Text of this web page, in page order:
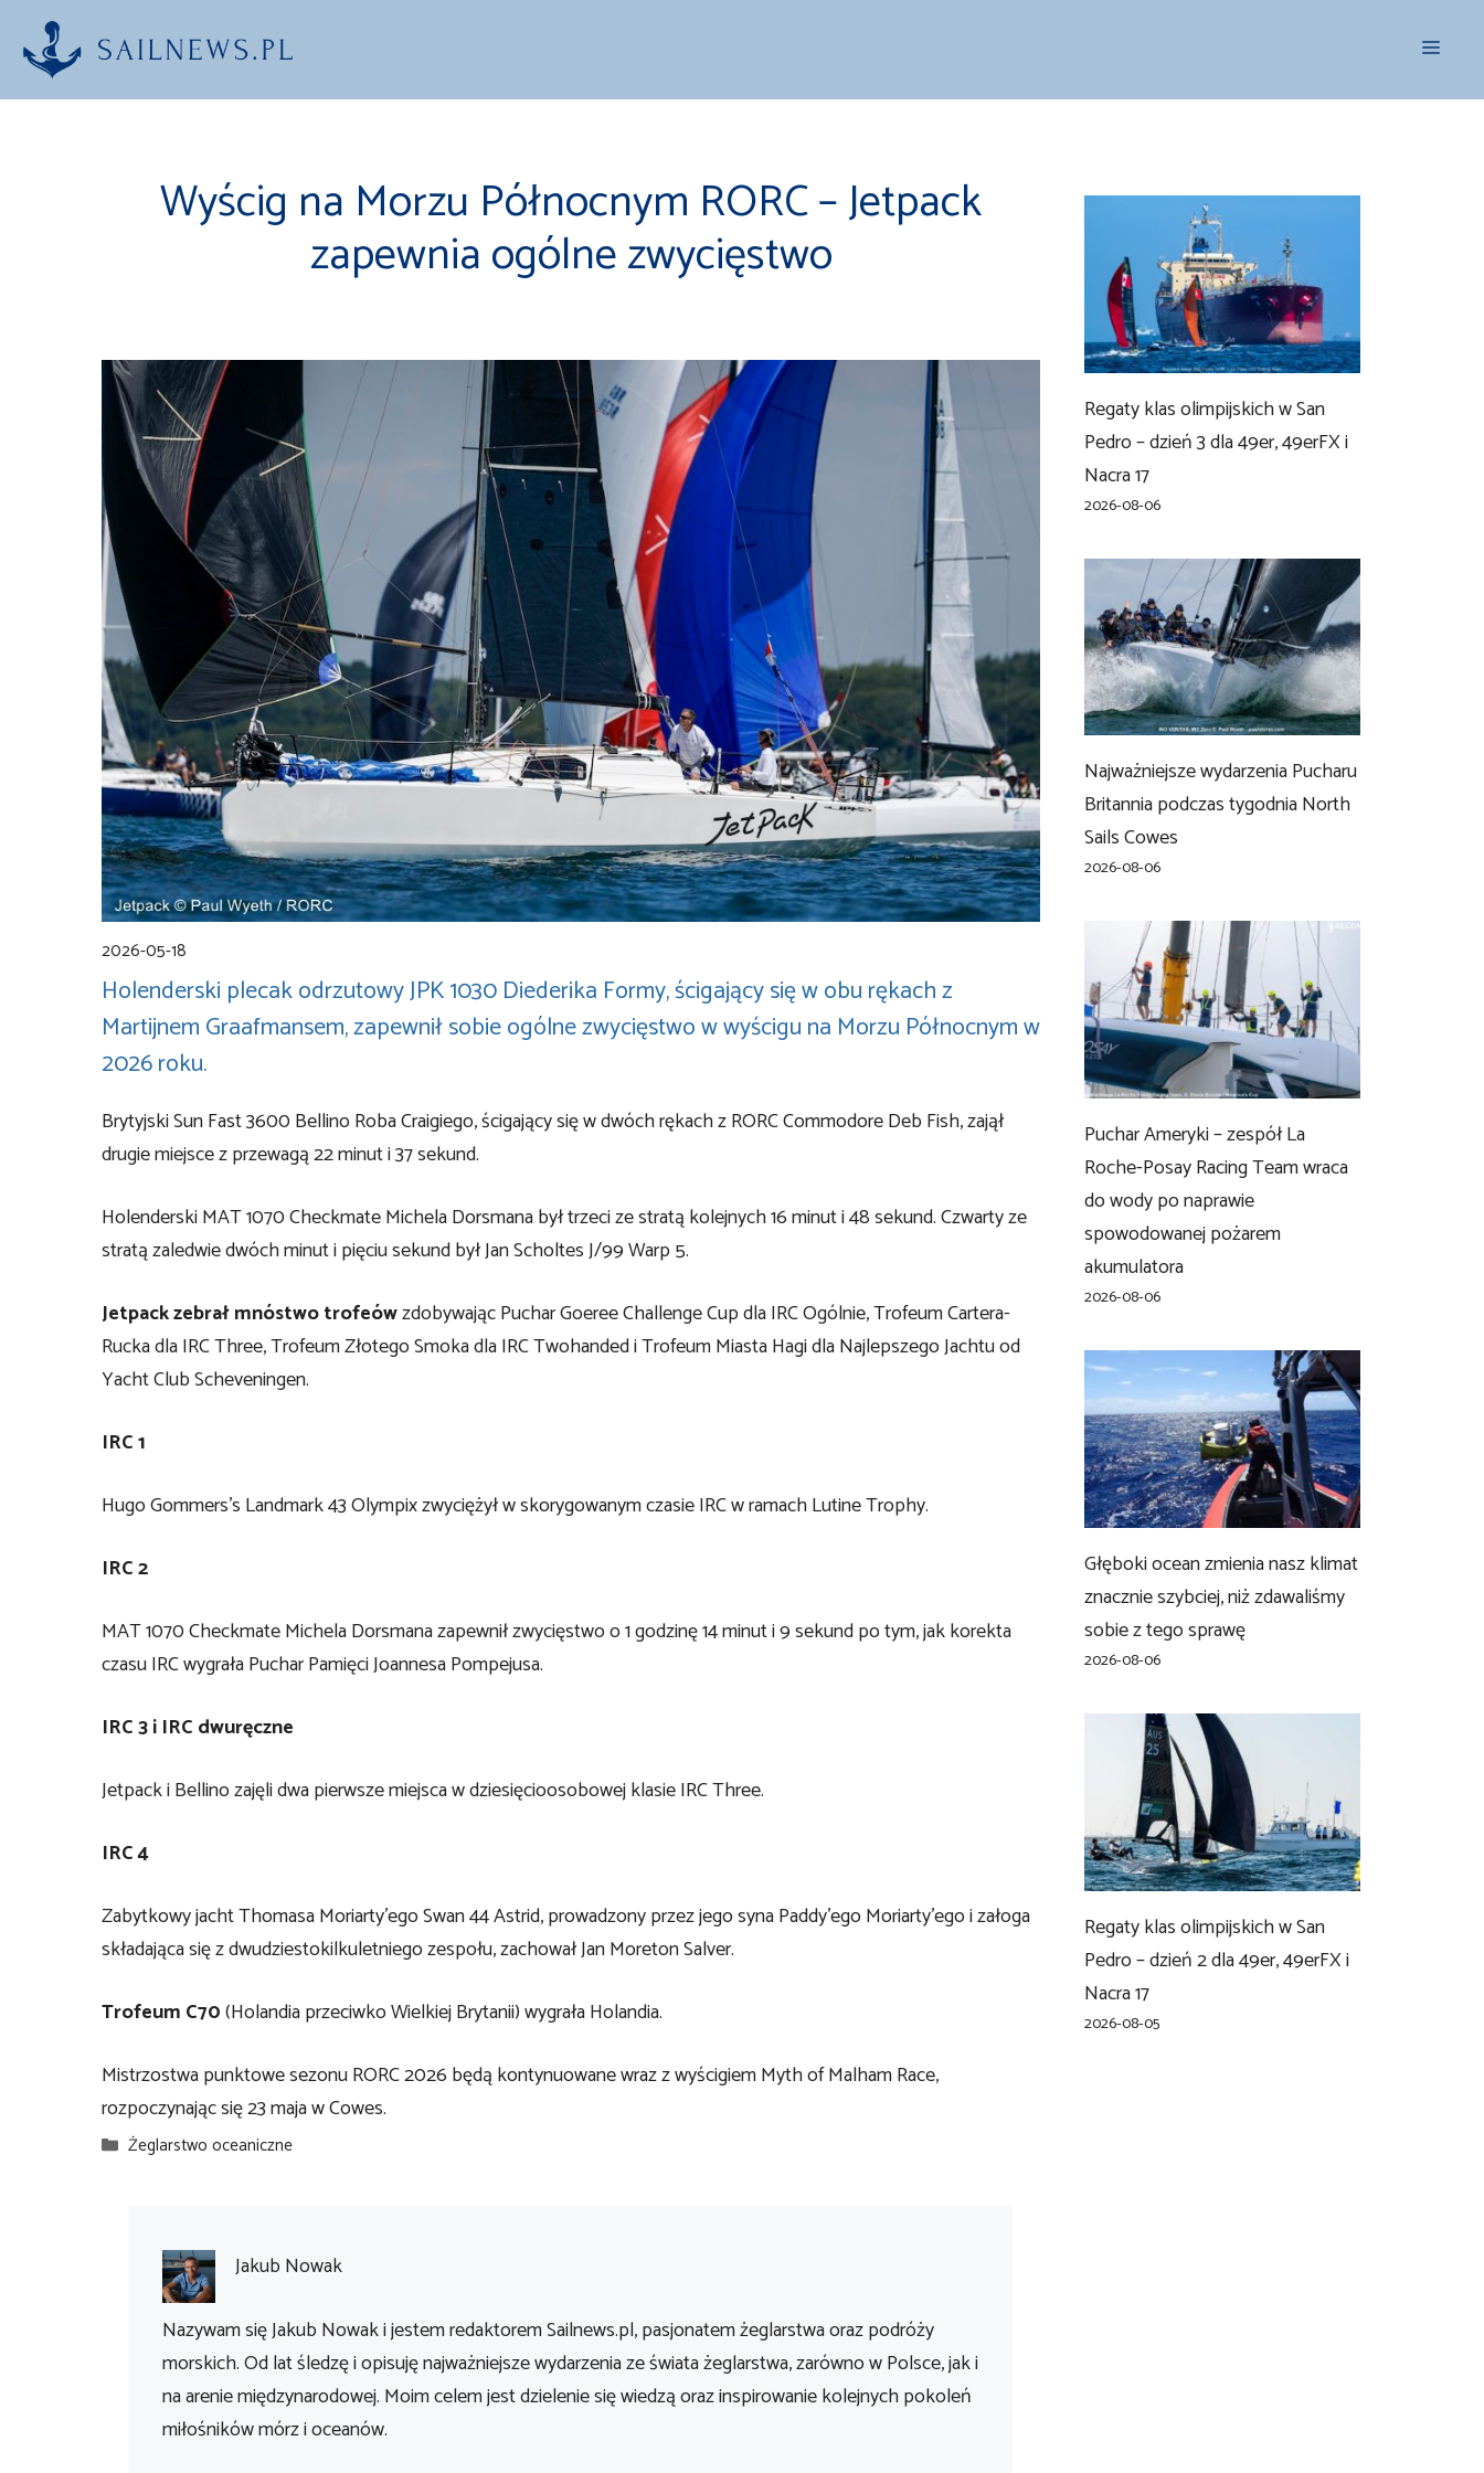
Przejdź
Menu
Wyścig na Morzu Północnym RORC – Jetpack
zapewnia ogólne zwycięstwo
2026-05-18
Holenderski plecak odrzutowy JPK 1030 Diederika Formy, ścigający się w obu rękach z
Martijnem Graafmansem, zapewnił sobie ogólne zwycięstwo w wyścigu na Morzu Północnym w
2026 roku.
Brytyjski Sun Fast 3600 Bellino Roba Craigiego, ścigający się w dwóch rękach z RORC Commodore Deb Fish, zajął
drugie miejsce z przewagą 22 minut i 37 sekund.
Holenderski MAT 1070 Checkmate Michela Dorsmana był trzeci ze stratą kolejnych 16 minut i 48 sekund. Czwarty ze
stratą zaledwie dwóch minut i pięciu sekund był Jan Scholtes J/99 Warp 5.
Jetpack zebrał mnóstwo trofeówzdobywając Puchar Goeree Challenge Cup dla IRC Ogólnie, Trofeum Cartera-
Rucka dla IRC Three, Trofeum Złotego Smoka dla IRC Twohanded i Trofeum Miasta Hagi dla Najlepszego Jachtu od
Yacht Club Scheveningen.
IRC 1
Hugo Gommers’s Landmark 43 Olympix zwyciężył w skorygowanym czasie IRC w ramach Lutine Trophy.
IRC 2
MAT 1070 Checkmate Michela Dorsmana zapewnił zwycięstwo o 1 godzinę 14 minut i 9 sekund po tym, jak korekta
czasu IRC wygrała Puchar Pamięci Joannesa Pompejusa.
IRC 3 i IRC dwuręczne
Jetpack i Bellino zajęli dwa pierwsze miejsca w dziesięcioosobowej klasie IRC Three.
IRC 4
Zabytkowy jacht Thomasa Moriarty’ego Swan 44 Astrid, prowadzony przez jego syna Paddy’ego Moriarty’ego i załoga
składająca się z dwudziestokilkuletniego zespołu, zachował Jan Moreton Salver.
Trofeum C70(Holandia przeciwko Wielkiej Brytanii) wygrała Holandia.
Mistrzostwa punktowe sezonu RORC 2026 będą kontynuowane wraz z wyścigiem Myth of Malham Race,
rozpoczynając się 23 maja w Cowes.
Kategorie
Żeglarstwo oceaniczne
Jakub Nowak
Nazywam się Jakub Nowak i jestem redaktorem Sailnews.pl, pasjonatem żeglarstwa oraz podróży
morskich. Od lat śledzę i opisuję najważniejsze wydarzenia ze świata żeglarstwa, zarówno w Polsce, jak i
na arenie międzynarodowej. Moim celem jest dzielenie się wiedzą oraz inspirowanie kolejnych pokoleń
miłośników mórz i oceanów.
Regaty klas olimpijskich w San
Pedro – dzień 3 dla 49er, 49erFX i
Nacra 17
2026-08-06
Najważniejsze wydarzenia Pucharu
Britannia podczas tygodnia North
Sails Cowes
2026-08-06
Puchar Ameryki – zespół La
Roche-Posay Racing Team wraca
do wody po naprawie
spowodowanej pożarem
akumulatora
2026-08-06
Głęboki ocean zmienia nasz klimat
znacznie szybciej, niż zdawaliśmy
sobie z tego sprawę
2026-08-06
Regaty klas olimpijskich w San
Pedro – dzień 2 dla 49er, 49erFX i
Nacra 17
2026-08-05